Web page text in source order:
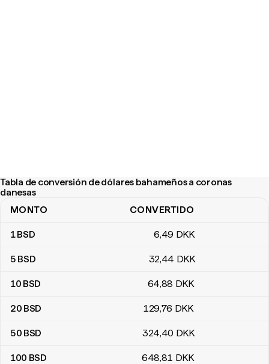
Tabla de conversión de dólares bahameños a coronas
danesas
Tabla de conversión de dólares bahameños a coronas danesas
MONTO CONVERTIDO
1BSD 6,49 DKK
5 BSD 32,44 DKK
10 BSD 64,88 DKK
20 BSD 129,76 DKK
50 BSD 324,40 DKK
100 BSD 648,81 DKK